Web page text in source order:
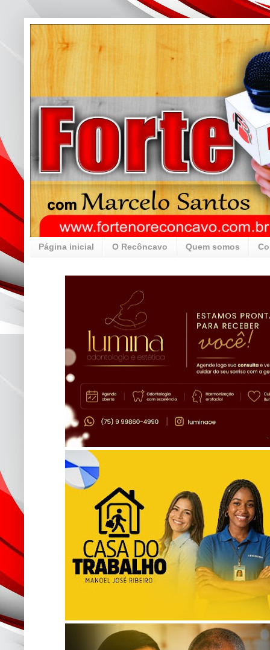
Página inicial O Recôncavo Quem somos